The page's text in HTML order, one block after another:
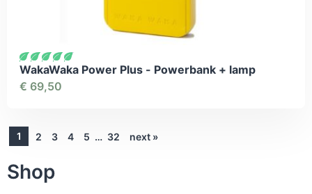
WakaWaka Power Plus - Powerbank + lamp
€ 69,50
1 2 3 4 5 … 32 next »
Shop